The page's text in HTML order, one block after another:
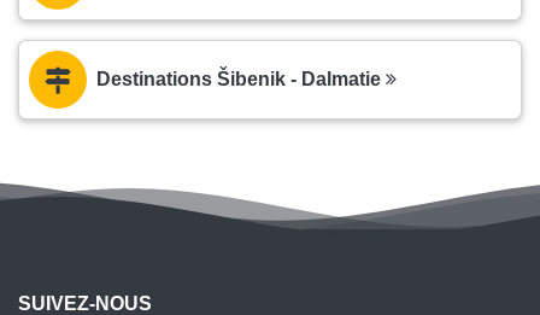
Destinations Šibenik - Dalmatie
SUIVEZ-NOUS